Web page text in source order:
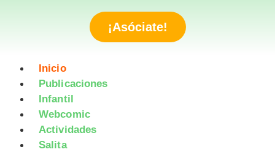
¡Asóciate!
Inicio
Publicaciones
Infantil
Webcomic
Actividades
Salita